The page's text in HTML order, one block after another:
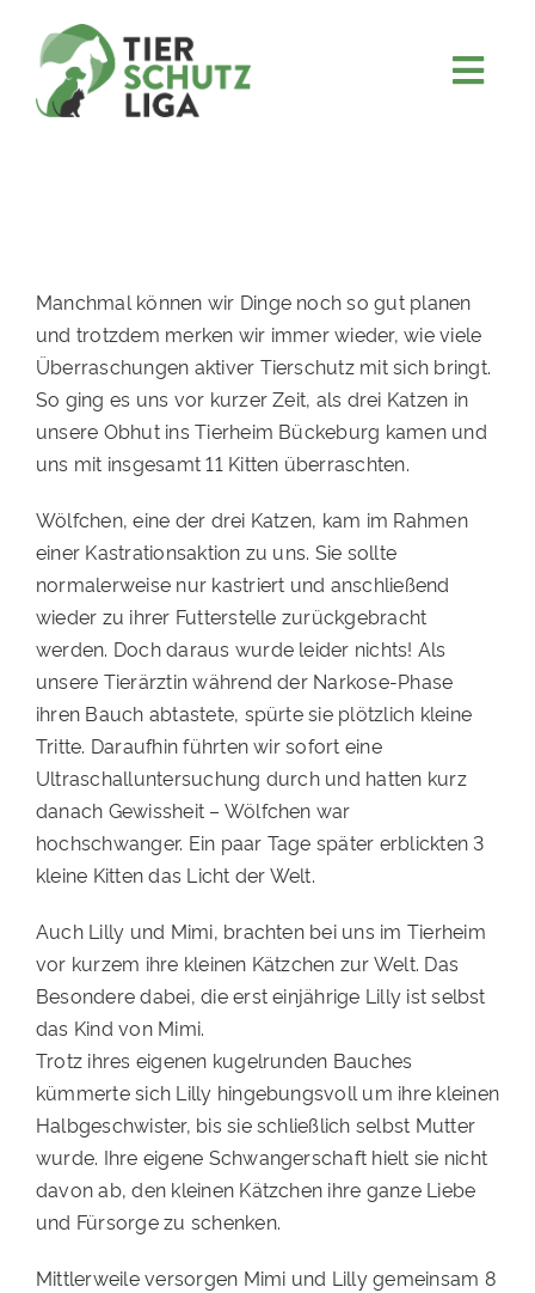
content
FÖRDERN & VERERBEN
KOOPERATIONEN
TIERHEIMTIERE
TIERHEIME
PATENSCHAFTEN
HELFER WERDEN
Manchmal können wir Dinge noch so gut planen
und trotzdem merken wir immer wieder, wie viele
Überraschungen aktiver Tierschutz mit sich bringt.
So ging es uns vor kurzer Zeit, als drei Katzen in
unsere Obhut ins Tierheim Bückeburg kamen und
uns mit insgesamt 11 Kitten überraschten.
Wölfchen, eine der drei Katzen, kam im Rahmen
einer Kastrationsaktion zu uns. Sie sollte
normalerweise nur kastriert und anschließend
wieder zu ihrer Futterstelle zurückgebracht
werden. Doch daraus wurde leider nichts! Als
unsere Tierärztin während der Narkose-Phase
ihren Bauch abtastete, spürte sie plötzlich kleine
Tritte. Daraufhin führten wir sofort eine
Ultraschalluntersuchung durch und hatten kurz
danach Gewissheit – Wölfchen war
hochschwanger. Ein paar Tage später erblickten 3
kleine Kitten das Licht der Welt.
Auch Lilly und Mimi, brachten bei uns im Tierheim
vor kurzem ihre kleinen Kätzchen zur Welt. Das
Besondere dabei, die erst einjährige Lilly ist selbst
das Kind von Mimi.
Trotz ihres eigenen kugelrunden Bauches
kümmerte sich Lilly hingebungsvoll um ihre kleinen
Halbgeschwister, bis sie schließlich selbst Mutter
wurde. Ihre eigene Schwangerschaft hielt sie nicht
davon ab, den kleinen Kätzchen ihre ganze Liebe
und Fürsorge zu schenken.
Mittlerweile versorgen Mimi und Lilly gemeinsam 8